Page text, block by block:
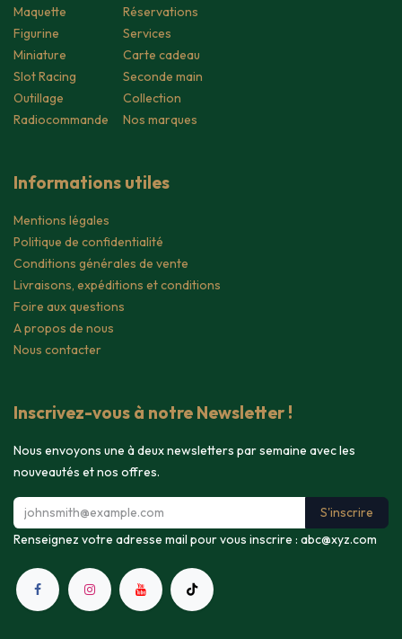
Maquette
Figurine
Miniature
Slot Racing
Outillage
Radiocommande
Réservations
Services
Carte cadeau
Seconde main
Collection
Nos marques
Informations utiles
Mentions légales
Politique de confidentialité
Conditions générales de vente
Livraisons, expéditions et conditions
Foire aux questions
A propos de nous
Nous contacter
Inscrivez-vous à notre Newsletter !
Nous envoyons une à deux newsletters par semaine avec les
nouveautés et nos offres.
S'inscrire
Renseignez votre adresse mail pour vous inscrire : abc@xyz.com